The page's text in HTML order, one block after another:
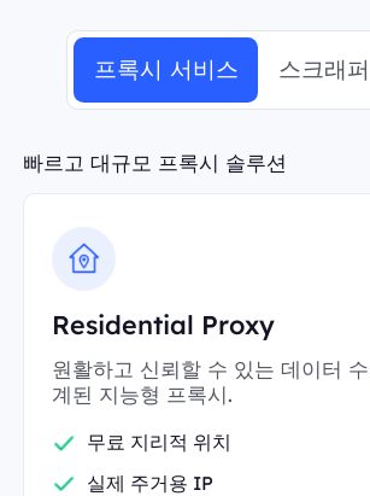
프록시 서비스 스크래
빠르고 대규모 프록시 솔루션
Residential Proxy
원활하고 신뢰할 수 있는 데이터
계된 지능형 프록시.
무료 지리적 위치
실제 주거용 IP